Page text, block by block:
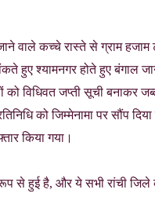
वाले कच्चे रास्ते से ग्राम
हुए श्यामनगर होते हुए बंगाल
विधिवत जप्ती सूची बनाकर
को जिम्मेनामा पर सौंप दिया
किया गया।
रूप से हुई है, और ये सभी रांची जिले